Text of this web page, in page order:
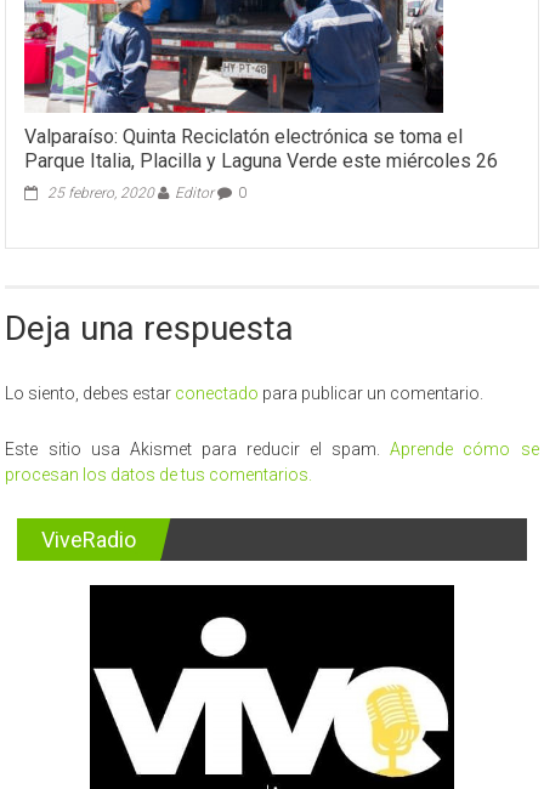
Valparaíso: Quinta Reciclatón electrónica se toma el
Parque Italia, Placilla y Laguna Verde este miércoles 26
25 febrero, 2020 Editor 0
Deja una respuesta
Lo siento, debes estar conectado para publicar un comentario.
Este sitio usa Akismet para reducir el spam.Aprende cómo se
procesan los datos de tus comentarios.
ViveRadio